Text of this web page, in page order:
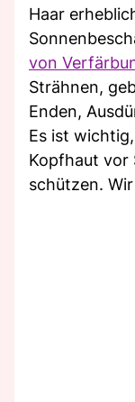
Haar
von
Strähnen,
Enden,
Es ist
Kopfhaut vor
schützen.